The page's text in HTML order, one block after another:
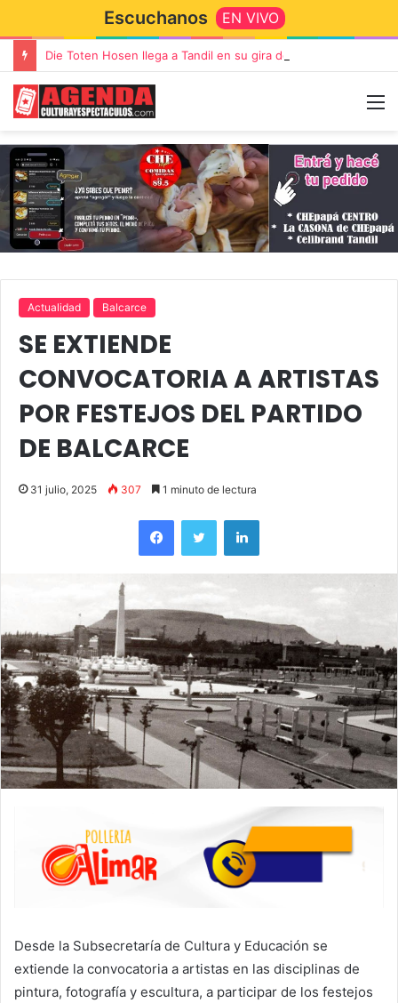
Escuchanos EN VIVO
Actualidad Balcarce
SE EXTIENDE
CONVOCATORIA A ARTISTAS
POR FESTEJOS DEL PARTIDO
DE BALCARCE
31 julio, 2025 307 1 minuto de lectura
Desde la Subsecretaría de Cultura y Educación se
extiende la convocatoria a artistas en las disciplinas de
pintura, fotografía y escultura, a participar de los festejos